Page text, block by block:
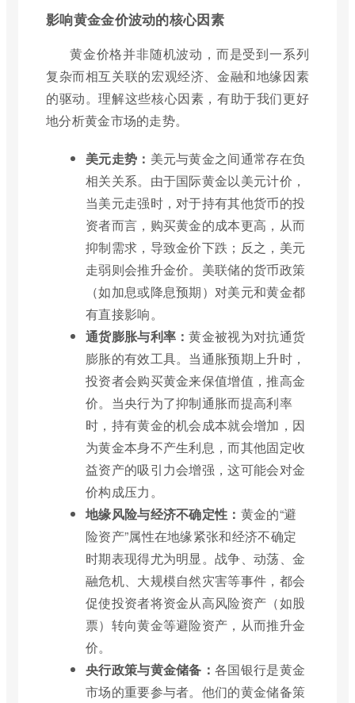
影响黄金金价波动的核心因素
黄金价格并非随机波动，而是受到一系列
复杂而相互关联的宏观经济、金融和地缘因素
的驱动。理解这些核心因素，有助于我们更好
地分析黄金市场的走势。
美元走势： 美元与黄金之间通常存在负
相关关系。由于国际黄金以美元计价，
当美元走强时，对于持有其他货币的投
资者而言，购买黄金的成本更高，从而
抑制需求，导致金价下跌；反之，美元
走弱则会推升金价。美联储的货币政策
（如加息或降息预期）对美元和黄金都
有直接影响。
通货膨胀与利率：黄金被视为对抗通货
膨胀的有效工具。当通胀预期上升时，
投资者会购买黄金来保值增值，推高金
价。当央行为了抑制通胀而提高利率
时，持有黄金的机会成本就会增加，因
为黄金本身不产生利息，而其他固定收
益资产的吸引力会增强，这可能会对金
价构成压力。
地缘风险与经济不确定性： 黄金的“避
险资产”属性在地缘紧张和经济不确定
时期表现得尤为明显。战争、动荡、金
融危机、大规模自然灾害等事件，都会
促使投资者将资金从高风险资产（如股
票）转向黄金等避险资产，从而推升金
价。
央行政策与黄金储备： 各国银行是黄金
市场的重要参与者。他们的黄金储备策